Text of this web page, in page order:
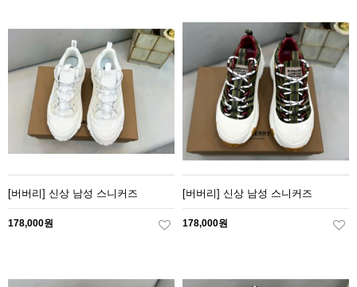
[버버리] 신상 남성 스니커즈
178,000원
[버버리] 신상 남성 스니커즈
178,000원